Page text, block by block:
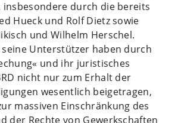
insbesondere durch die bereits
Hueck und Rolf Dietz sowie
und Wilhelm Herschel.
Unterstützer haben durch
und ihr juristisches
nicht nur zum Erhalt der
wesentlich beigetragen,
massiven Einschränkung des
der Rechte von Gewerkschaften